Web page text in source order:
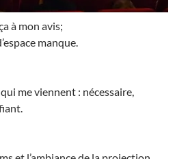
à mon avis;
manque.
me viennent : nécessaire,